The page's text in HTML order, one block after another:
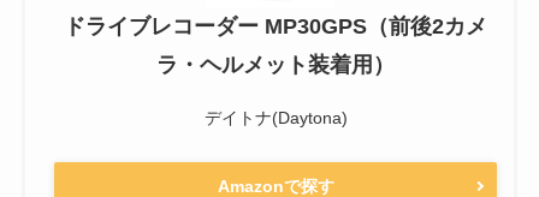
ドライブレコーダー MP30GPS（前後2カメ
ラ・ヘルメット装着用）
デイトナ(Daytona)
Amazonで探す